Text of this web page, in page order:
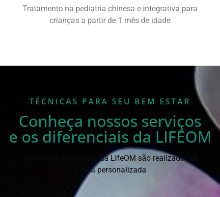
Tratamento na pediatria chinesa e integrativa para
crianças a partir de 1 mês de idade
TÉCNICAS PARA SEU BEM ESTAR
Conheça nossos serviços
e os diferenciais da LIFEOM
Todos os tratamentos da LifeOM são realizados de
forma personalizada